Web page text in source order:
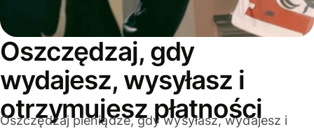
Oszczędzaj, gdy
wydajesz, wysyłasz i
otrzymujesz płatności
Oszczędzaj pieniądze, gdy wysyłasz, wydajesz i